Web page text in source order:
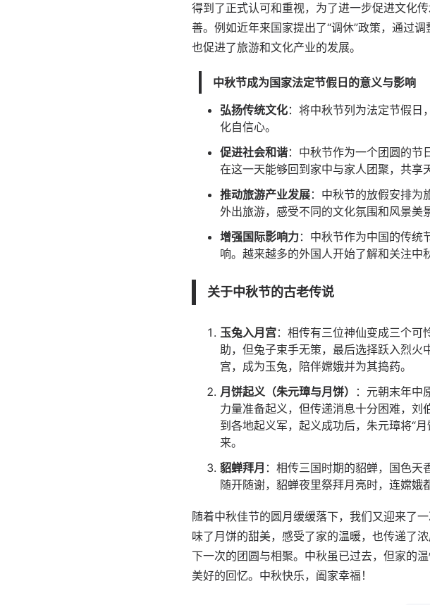
得到了正式认可和重视，为了进一步促进文化
善。例如近年来国家提出了“调休”政策，通过
也促进了旅游和文化产业的发展。
中秋节成为国家法定节假日的意义与影响
弘扬传统文化：将中秋节列为法定节假日
化自信心。
促进社会和谐：中秋节作为一个团圆的节
在这一天能够回到家中与家人团聚，共享
推动旅游产业发展：中秋节的放假安排为
外出旅游，感受不同的文化氛围和风景美
增强国际影响力：中秋节作为中国的传统
响。越来越多的外国人开始了解和关注中
关于中秋节的古老传说
玉兔入月宫：相传有三位神仙变成三个
助，但兔子束手无策，最后选择跃入烈火
宫，成为玉兔，陪伴嫦娥并为其捣药。
月饼起义（朱元璋与月饼）
：元朝末年中
力量准备起义，但传递消息十分困难，刘
到各地起义军，起义成功后，朱元璋将“
来。
貂蝉拜月 ：相传三国时期的貂蝉，国色
随开随谢，貂蝉夜里祭拜月亮时，连嫦娥
随着中秋佳节的圆月缓缓落下，我们又迎来了
味了月饼的甜美，感受了家的温暖，也传递了
下一次的团圆与相聚。中秋虽已过去，但家的
美好的回忆。中秋快乐，阖家幸福！